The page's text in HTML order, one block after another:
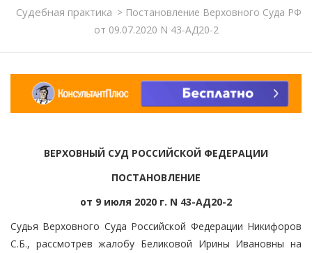
Судебная практика >Постановление Верховного Суда РФ
от 09.07.2020 N 43-АД20-2
ВЕРХОВНЫЙ СУД РОССИЙСКОЙ ФЕДЕРАЦИИ
ПОСТАНОВЛЕНИЕ
от 9 июля 2020 г. N 43-АД20-2
Судья Верховного Суда Российской Федерации Никифоров
С.Б., рассмотрев жалобу Беликовой Ирины Ивановны на